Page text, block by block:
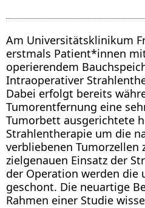
Am Universitätsklinikum
erstmals Patient*innen
operierendem
Intraoperativer
Dabei erfolgt bereits
Tumorentfernung eine
Tumorbett ausgerichtete
Strahlentherapie um die
verbliebenen Tumorzellen
zielgenauen Einsatz der
der Operation werden die
geschont. Die neuartige
Rahmen einer Studie